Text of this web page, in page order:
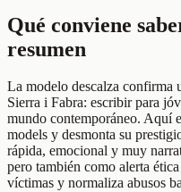
Qué conviene
resumen
La modelo descalza confirma
Sierra i Fabra: escribir para
mundo contemporáneo. Aquí
models y desmonta su
rápida, emocional y muy
pero también como alerta
víctimas y normaliza abusos